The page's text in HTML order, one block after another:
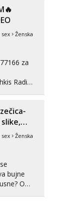
5 ...
sex
Ženska
seksa,
sex
Ženska
bujne
O